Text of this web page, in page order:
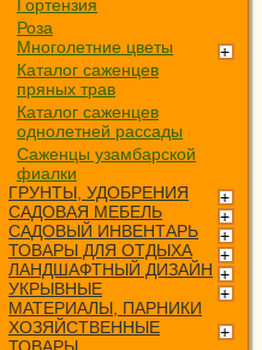
Гортензия
Роза
Многолетние цветы
Каталог саженцев
пряных трав
Каталог саженцев
однолетней рассады
Саженцы узамбарской
фиалки
ГРУНТЫ, УДОБРЕНИЯ
САДОВАЯ МЕБЕЛЬ
САДОВЫЙ ИНВЕНТАРЬ
ТОВАРЫ ДЛЯ ОТДЫХА
ЛАНДШАФТНЫЙ ДИЗАЙН
УКРЫВНЫЕ
МАТЕРИАЛЫ, ПАРНИКИ
ХОЗЯЙСТВЕННЫЕ
ТОВАРЫ